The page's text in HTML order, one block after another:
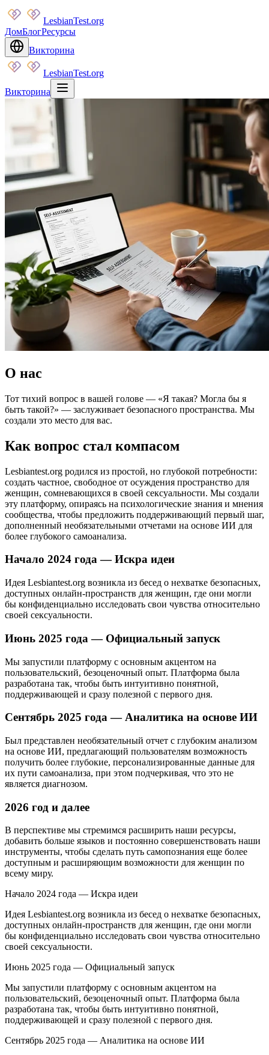
LesbianTest.org
ДомБлогРесурсы
Викторина
LesbianTest.org
Викторина
О нас
Тот тихий вопрос в вашей голове — «Я такая? Могла бы я
быть такой?» — заслуживает безопасного пространства. Мы
создали это место для вас.
Как вопрос стал компасом
Lesbiantest.org родился из простой, но глубокой потребности:
создать частное, свободное от осуждения пространство для
женщин, сомневающихся в своей сексуальности. Мы создали
эту платформу, опираясь на психологические знания и мнения
сообщества, чтобы предложить поддерживающий первый шаг,
дополненный необязательными отчетами на основе ИИ для
более глубокого самоанализа.
Начало 2024 года — Искра идеи
Идея Lesbiantest.org возникла из бесед о нехватке безопасных,
доступных онлайн-пространств для женщин, где они могли
бы конфиденциально исследовать свои чувства относительно
своей сексуальности.
Июнь 2025 года — Официальный запуск
Мы запустили платформу с основным акцентом на
пользовательский, безоценочный опыт. Платформа была
разработана так, чтобы быть интуитивно понятной,
поддерживающей и сразу полезной с первого дня.
Сентябрь 2025 года — Аналитика на основе ИИ
Был представлен необязательный отчет с глубоким анализом
на основе ИИ, предлагающий пользователям возможность
получить более глубокие, персонализированные данные для
их пути самоанализа, при этом подчеркивая, что это не
является диагнозом.
2026 год и далее
В перспективе мы стремимся расширить наши ресурсы,
добавить больше языков и постоянно совершенствовать наши
инструменты, чтобы сделать путь самопознания еще более
доступным и расширяющим возможности для женщин по
всему миру.
Начало 2024 года — Искра идеи
Идея Lesbiantest.org возникла из бесед о нехватке безопасных,
доступных онлайн-пространств для женщин, где они могли
бы конфиденциально исследовать свои чувства относительно
своей сексуальности.
Июнь 2025 года — Официальный запуск
Мы запустили платформу с основным акцентом на
пользовательский, безоценочный опыт. Платформа была
разработана так, чтобы быть интуитивно понятной,
поддерживающей и сразу полезной с первого дня.
Сентябрь 2025 года — Аналитика на основе ИИ